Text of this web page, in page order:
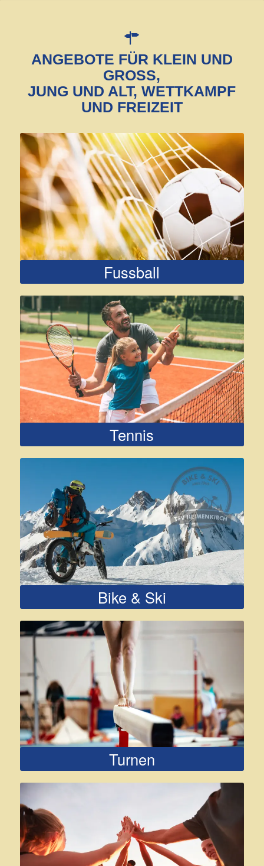
ANGEBOTE FÜR KLEIN UND
GROSS,
JUNG UND ALT, WETTKAMPF
UND FREIZEIT
Fussball
Tennis
Bike & Ski
Turnen